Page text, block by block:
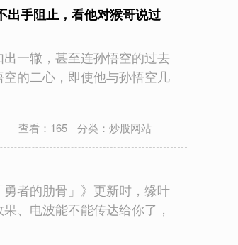
出手阻止，看他对猴哥说过
一辙，甚至连孙悟空的过去
的二心，即使他与孙悟空几
查看： 165 分类： 炒股网站
者的肋骨」》更新时，缘叶
、电波能不能传达给你了，